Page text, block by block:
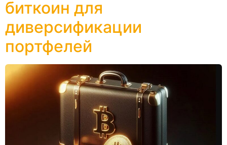
биткоин для
диверсификации
портфелей